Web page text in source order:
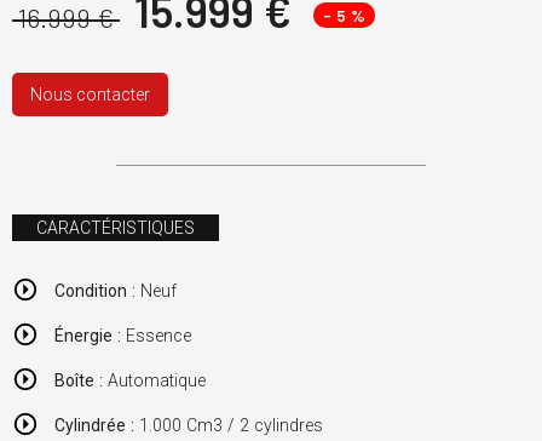
16.999 € - 5 %
Nous contacter
CARACTÉRISTIQUES
Condition : Neuf
Énergie : Essence
Boîte : Automatique
Cylindrée : 1.000 Cm3 / 2 cylindres